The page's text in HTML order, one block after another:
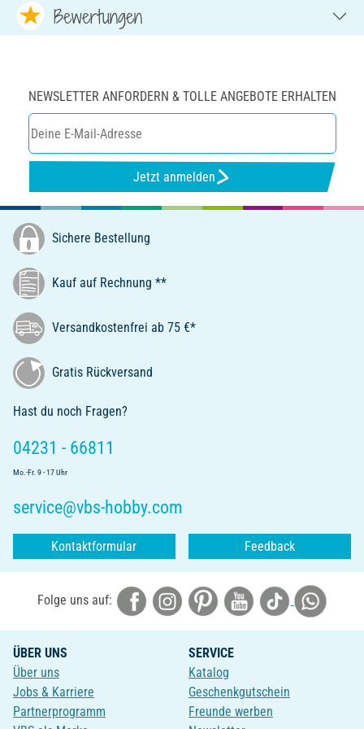
Bewertungen
NEWSLETTER ANFORDERN & TOLLE ANGEBOTE ERHALTEN
Jetzt anmelden
Sichere Bestellung
Kauf auf Rechnung **
Versandkostenfrei ab 75 €*
Gratis Rückversand
Hast du noch Fragen?
04231 - 66811
Mo.-Fr. 9 - 17 Uhr
service@vbs-hobby.com
Kontaktformular Feedback
Folge uns auf:
ÜBER UNS
Über uns
Jobs & Karriere
Partnerprogramm
SERVICE
Katalog
Geschenkgutschein
Freunde werben